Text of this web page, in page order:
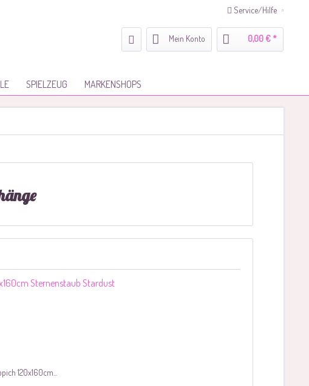
Service/Hilfe
Mein Konto 0,00 € *
SPIELZEUG MARKENSHOPS
120x160cm...